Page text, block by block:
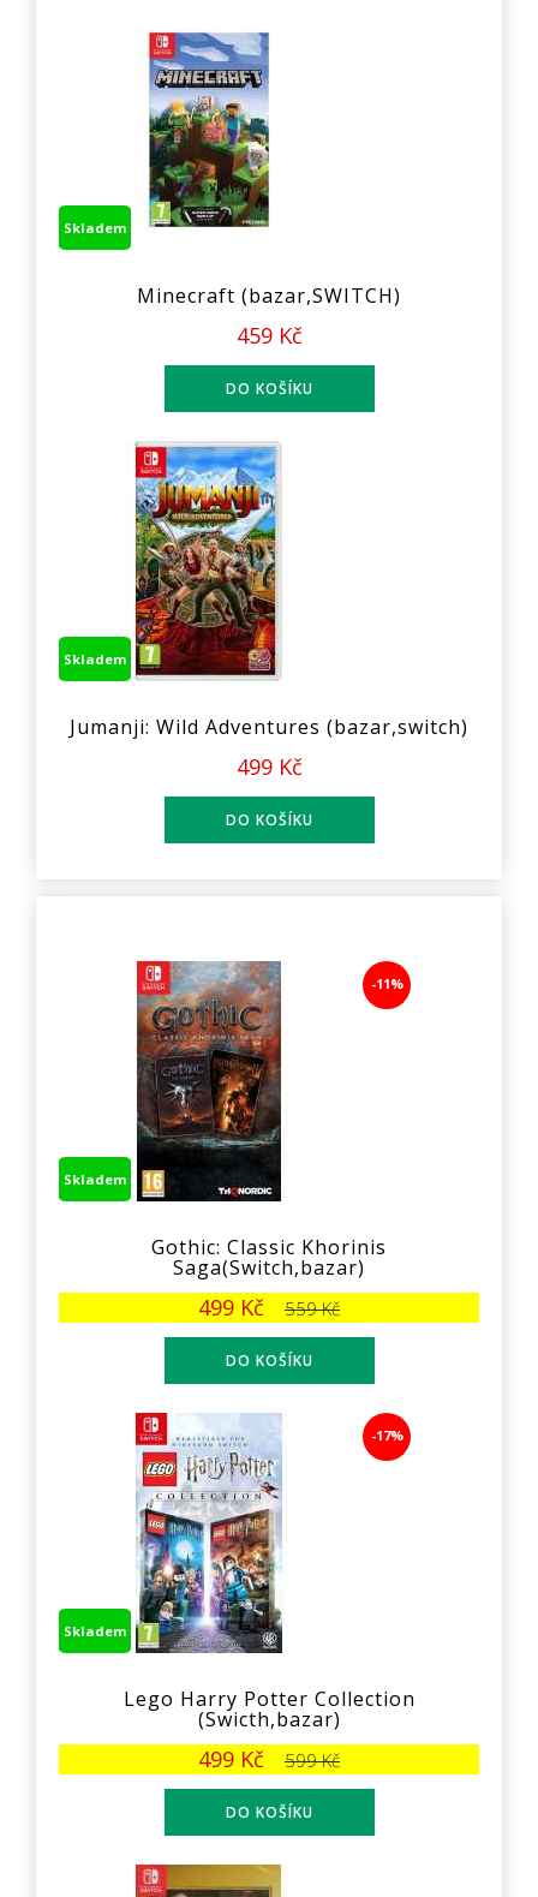
Skladem
Minecraft (bazar,SWITCH)
459 Kč
Skladem
Jumanji: Wild Adventures (bazar,switch)
499 Kč
-11%
Skladem
Gothic: Classic Khorinis
Saga(Switch,bazar)
499 Kč 559 Kč
-17%
Skladem
Lego Harry Potter Collection
(Swicth,bazar)
499 Kč 599 Kč